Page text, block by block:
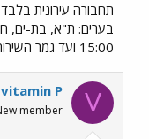
תחבורה עירונית בלבד
בערים: ת"א, בת-ים,
15:00 ועד גמר השירות.
V
vitamin P
member